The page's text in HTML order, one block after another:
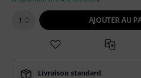
1 AJOUTER AU
Livraison standard